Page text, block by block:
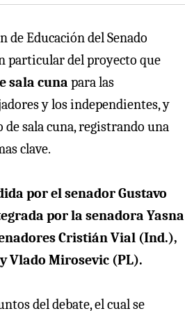
de Educación del Senado
particular del proyecto que
sala cuna para las
y los independientes, y
sala cuna, registrando una
clave.
por el senador Gustavo
por la senadora Yasna
Cristián Vial (Ind.),
Vlado Mirosevic (PL).
del debate, el cual se